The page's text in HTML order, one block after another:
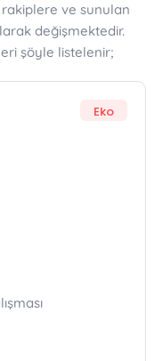
rakiplere ve sunulan
değişmektedir.
şöyle listelenir;
Eko